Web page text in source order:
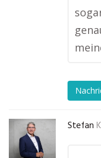
Stefan